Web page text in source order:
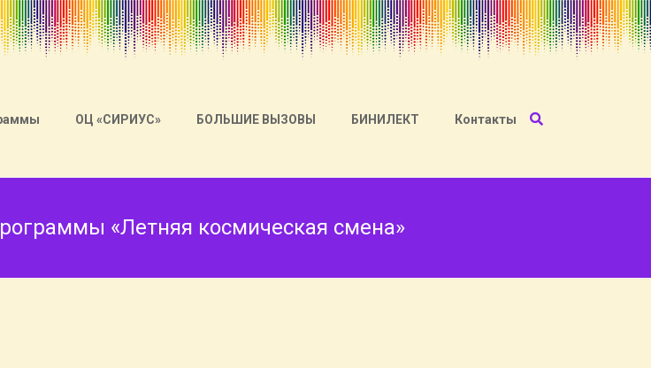
ОЦ «СИРИУС» БОЛЬШИЕ ВЫЗОВЫ БИНИЛЕКТ Контакты
«Летняя космическая смена»